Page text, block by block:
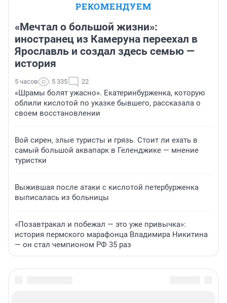
РЕКОМЕНДУЕМ
«Мечтал о большой жизни»:
иностранец из Камеруна переехал в
Ярославль и создал здесь семью —
история
5 часов 5 335 22
«Шрамы болят ужасно». Екатеринбурженка, которую
облили кислотой по указке бывшего, рассказала о
своем восстановлении
Вой сирен, злые туристы и грязь. Стоит ли ехать в
самый большой аквапарк в Геленджике — мнение
туристки
Выжившая после атаки с кислотой петербурженка
выписалась из больницы
«Позавтракал и побежал — это уже привычка»:
история пермского марафонца Владимира Никитина
— он стал чемпионом РФ 35 раз